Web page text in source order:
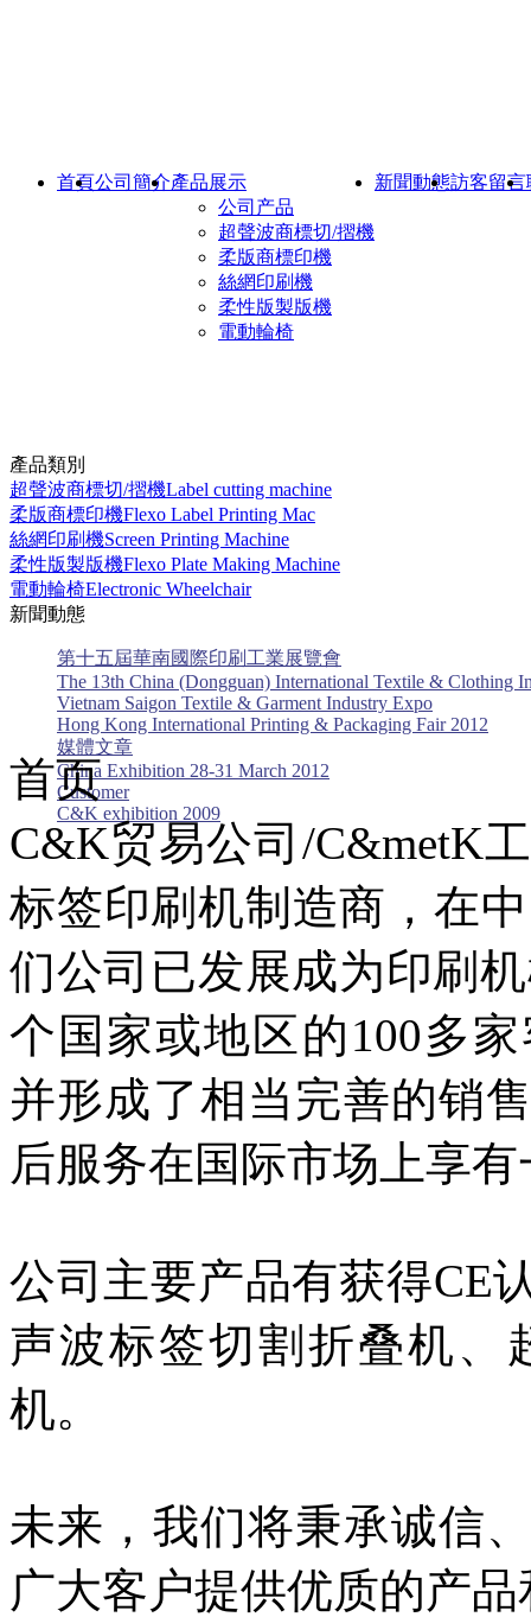
首頁公司簡介產品展示
公司产品
超聲波商標切/摺機
柔版商標印機
絲網印刷機
柔性版製版機
電動輪椅
新聞動態訪客留言
產品類別
超聲波商標切/摺機Label cutting machine
柔版商標印機Flexo Label Printing Mac
絲網印刷機Screen Printing Machine
柔性版製版機Flexo Plate Making Machine
電動輪椅Electronic Wheelchair
新聞動態
第十五屆華南國際印刷工業展覽會
The 13th China (Dongguan) International Textile & Clothing
Vietnam Saigon Textile & Garment Industry Expo
Hong Kong International Printing & Packaging Fair 2012
媒體文章
China Exhibition 28-31 March 2012
Customer
C&K exhibition 2009
首页
C&K贸易公司/C&metK
标签印刷机制造商，在
们公司已发展成为印刷
个国家或地区的100多
并形成了相当完善的销
后服务在国际市场上享
公司主要产品有获得CE
声波标签切割折叠机、
机。
未来，我们将秉承诚信
广大客户提供优质的产